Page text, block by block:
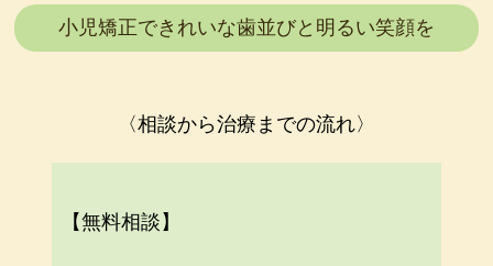
小児矯正できれいな歯並びと明るい笑顔を
〈相談から治療までの流れ〉
【無料相談】